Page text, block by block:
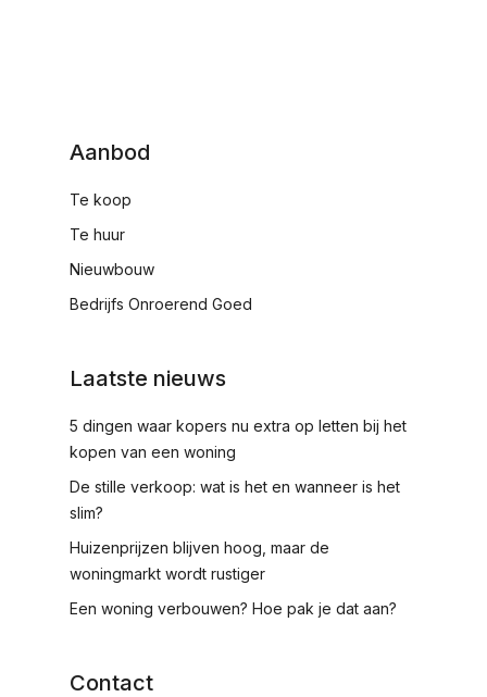
Aanbod
Te koop
Te huur
Nieuwbouw
Bedrijfs Onroerend Goed
Laatste nieuws
5 dingen waar kopers nu extra op letten bij het
kopen van een woning
De stille verkoop: wat is het en wanneer is het
slim?
Huizenprijzen blijven hoog, maar de
woningmarkt wordt rustiger
Een woning verbouwen? Hoe pak je dat aan?
Contact